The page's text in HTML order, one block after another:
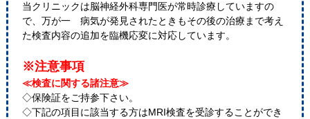
当クリニックは脳神経外科専門医が常時診療していますの
で、万が一 病気が発見されたときもその後の治療まで考え
た検査内容の追加を臨機応変に対応しています。
※注意事項
≪検査に関する諸注意≫
◇保険証をご持参下さい。
◇下記の項目に該当する方はMRI検査を受診することができ